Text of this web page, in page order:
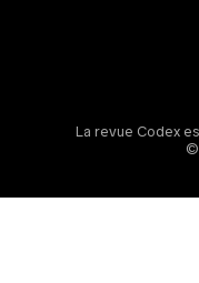
La revue Codex
©